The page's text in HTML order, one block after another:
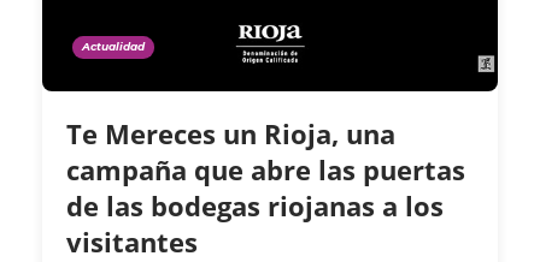
Actualidad
Te Mereces un Rioja, una
campaña que abre las puertas
de las bodegas riojanas a los
visitantes